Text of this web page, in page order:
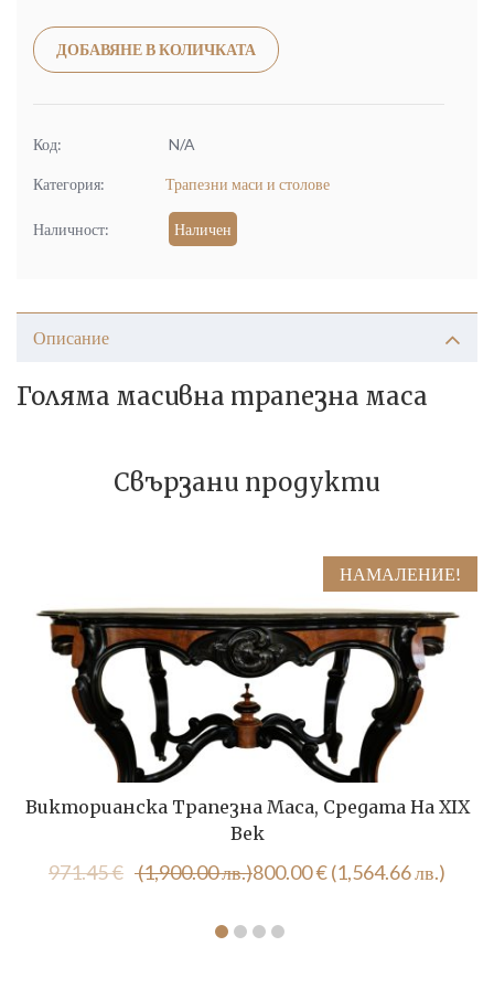
ДОБАВЯНЕ В КОЛИЧКАТА
Код: N/A
Категория: Трапезни маси и столове
Наличност: Наличен
Описание
Голяма масивна трапезна маса
Свързани продукти
НАМАЛЕНИЕ!
Викторианска Трапезна Маса, Средата На XIX
Век
971.45€ (1,900.00 лв.)Original
was:
800.00€(1,564.66 лв.)
Текущата
е: